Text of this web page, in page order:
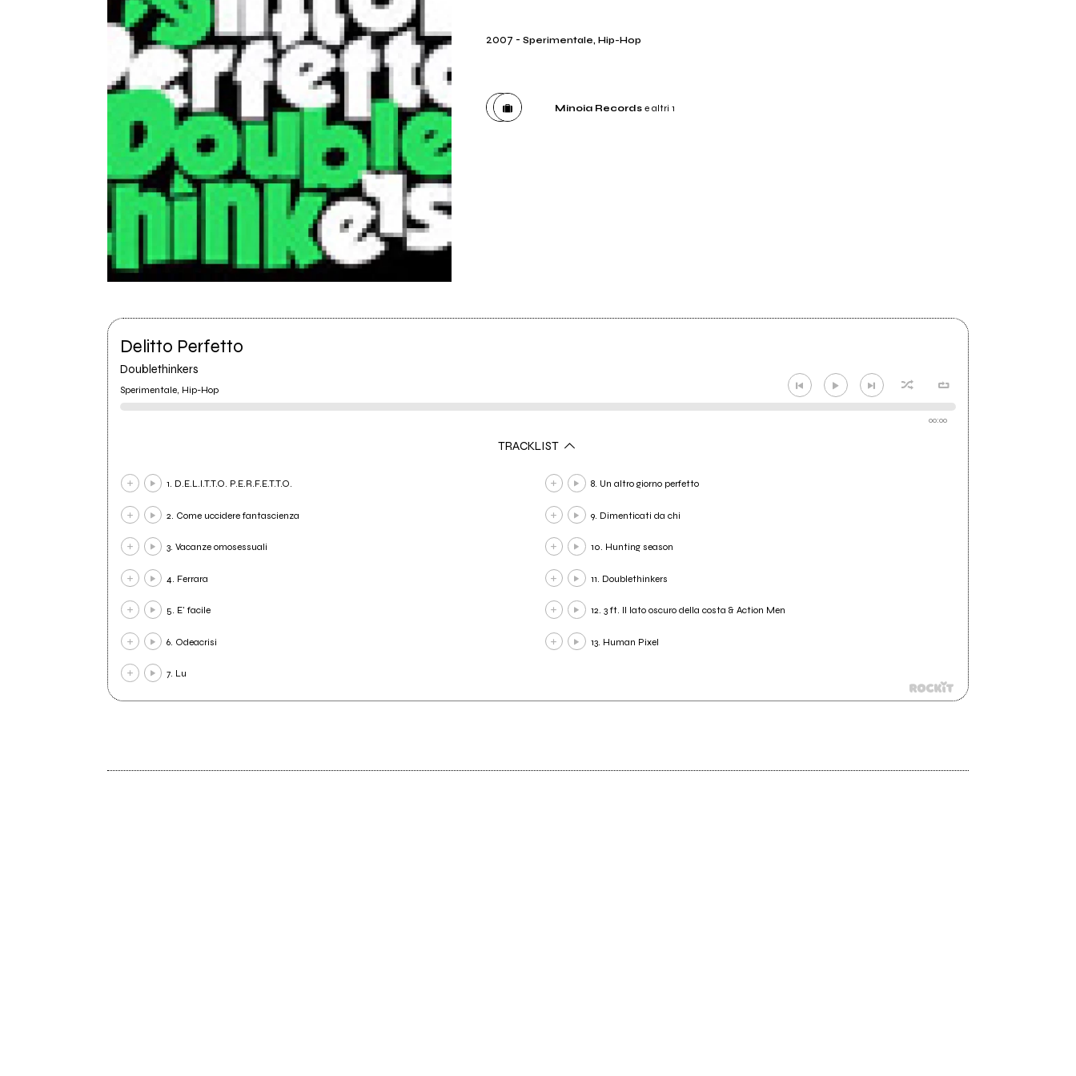
2007 -Sperimentale, Hip-Hop
Minoia Recordse altri 1
Delitto Perfetto
Doublethinkers
Sperimentale, Hip-Hop
00:00
TRACKLIST
1. D.E.L.I.T.T.O. P.E.R.F.E.T.T.O.
2. Come uccidere fantascienza
3. Vacanze omosessuali
4. Ferrara
5. E' facile
6. Odeacrisi
7. Lu
8. Un altro giorno perfetto
9. Dimenticati da chi
10. Hunting season
11. Doublethinkers
12. 3 ft. Il lato oscuro della costa & Action Men
13. Human Pixel